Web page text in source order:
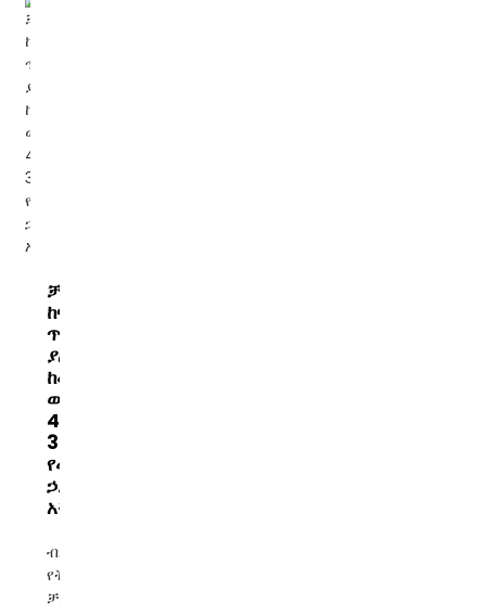
ቻይና
ከፍተኛ
ጥራት
ያለው
ከመስመር
ውጭ
400VA-
3000VA
የመጠባበቂያ
ኃይል
አቅርቦት
ብራንድ፡ ባናቶን
የትውልድ ቦታ፡
ቻይና አይነት፡